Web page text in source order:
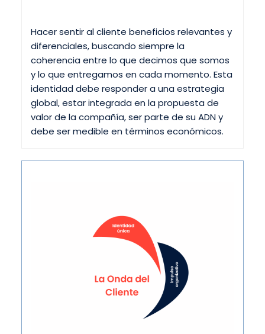
Hacer sentir al cliente beneficios relevantes y
diferenciales, buscando siempre la
coherencia entre lo que decimos que somos
y lo que entregamos en cada momento. Esta
identidad debe responder a una estrategia
global, estar integrada en la propuesta de
valor de la compañía, ser parte de su ADN y
debe ser medible en términos económicos.